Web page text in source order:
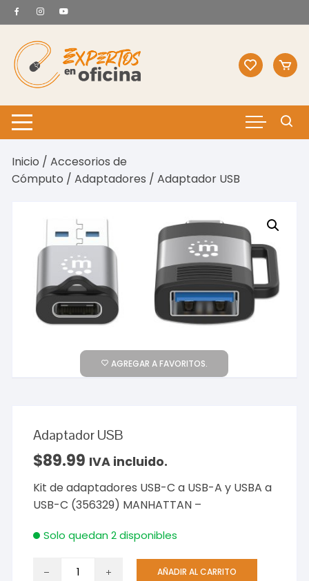
Saltar
al
contenido
Inicio /Accesorios de
Cómputo /Adaptadores / Adaptador USB
AGREGAR A FAVORITOS.
Adaptador USB
$89.99 IVA incluido.
Kit de adaptadores USB-C a USB-A y USBA a
USB-C (356329) MANHATTAN –
Solo quedan 2 disponibles
Adaptador
AÑADIR AL CARRITO